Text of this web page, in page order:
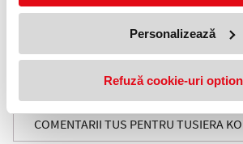
Personalizează
Refuză cookie-uri
Potrivit pentru toate tipurile de tusiere,
COMENTARII TUS PENTRU TUSIERA